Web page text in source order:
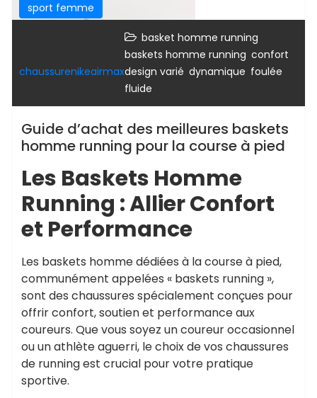
sport femme
chaussurenikeairmax
basket homme running
baskets homme running confort
design varié dynamique foulée
fluide
Guide d’achat des meilleures baskets
homme running pour la course à pied
Les Baskets Homme
Running : Allier Confort
et Performance
Les baskets homme dédiées à la course à pied,
communément appelées « baskets running »,
sont des chaussures spécialement conçues pour
offrir confort, soutien et performance aux
coureurs. Que vous soyez un coureur occasionnel
ou un athlète aguerri, le choix de vos chaussures
de running est crucial pour votre pratique
sportive.